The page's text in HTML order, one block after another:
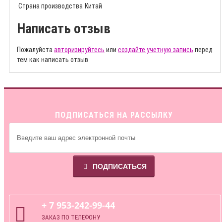
Страна производства Китай
Написать отзыв
Пожалуйста авторизируйтесь или создайте учетную запись перед
тем как написать отзыв
ПОДПИСАТЬСЯ НА РАССЫЛКУ
ПОДПИСАТЬСЯ
+ 7 953-242-99-44
ЗАКАЗ ПО ТЕЛЕФОНУ